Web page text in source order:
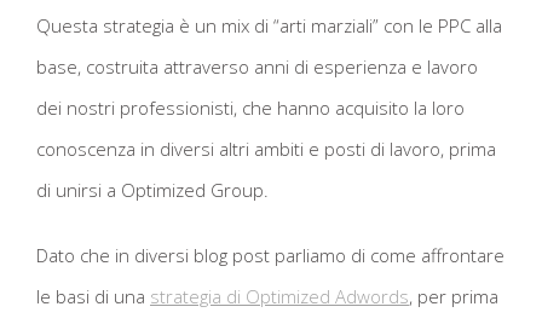
Questa strategia è un mix di “arti marziali” con le PPC alla
base, costruita attraverso anni di esperienza e lavoro
dei nostri professionisti, che hanno acquisito la loro
conoscenza in diversi altri ambiti e posti di lavoro, prima
di unirsi a Optimized Group.
Dato che in diversi blog post parliamo di come affrontare
le basi di una strategia di Optimized Adwords, per prima